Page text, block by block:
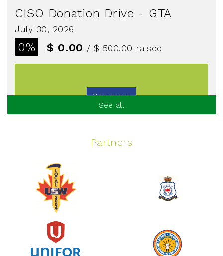
CISO Donation Drive - GTA
July 30, 2026
0% $ 0.00 / $ 500.00 raised
See more
Spinning Event
June 10, 2026
129% $ 5,145.00 / $ 4,000.00raised
See all
Partners